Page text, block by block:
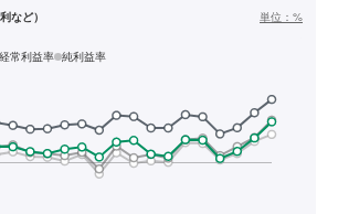
など） 単位： %
経常利益率 純利益率